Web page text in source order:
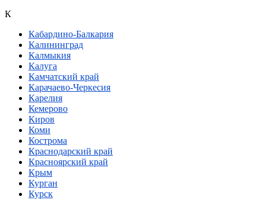
К
Кабардино-Балкария
Калининград
Калмыкия
Калуга
Камчатский край
Карачаево-Черкесия
Карелия
Кемерово
Киров
Коми
Кострома
Краснодарский край
Красноярский край
Крым
Курган
Курск